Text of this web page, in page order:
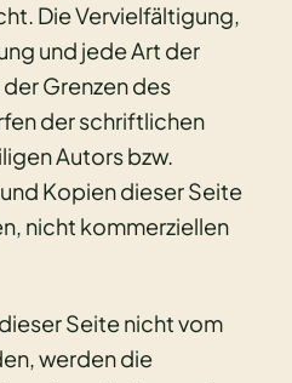
Die Vervielfältigung,
und jede Art der
Grenzen des
der schriftlichen
Autors bzw.
Kopien dieser Seite
nicht kommerziellen
Seite nicht vom
werden die